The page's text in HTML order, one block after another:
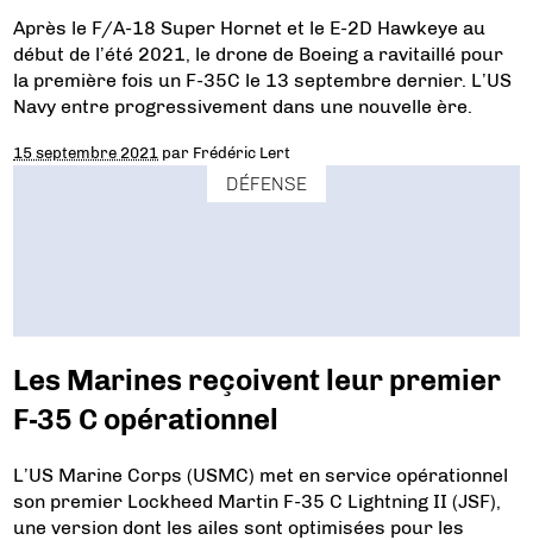
Après le F/A-18 Super Hornet et le E-2D Hawkeye au
début de l’été 2021, le drone de Boeing a ravitaillé pour
la première fois un F-35C le 13 septembre dernier. L’US
Navy entre progressivement dans une nouvelle ère.
15 septembre 2021 par Frédéric Lert
DÉFENSE
Les Marines reçoivent leur premier
F-35 C opérationnel
L’US Marine Corps (USMC) met en service opérationnel
son premier Lockheed Martin F-35 C Lightning II (JSF),
une version dont les ailes sont optimisées pour les